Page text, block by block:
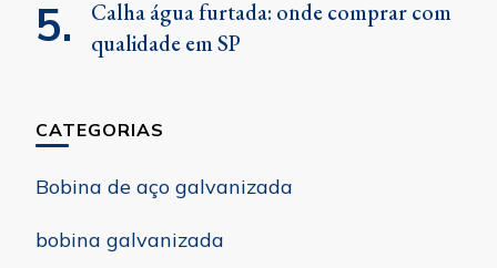
Calha água furtada: onde comprar com
qualidade em SP
CATEGORIAS
Bobina de aço galvanizada
bobina galvanizada